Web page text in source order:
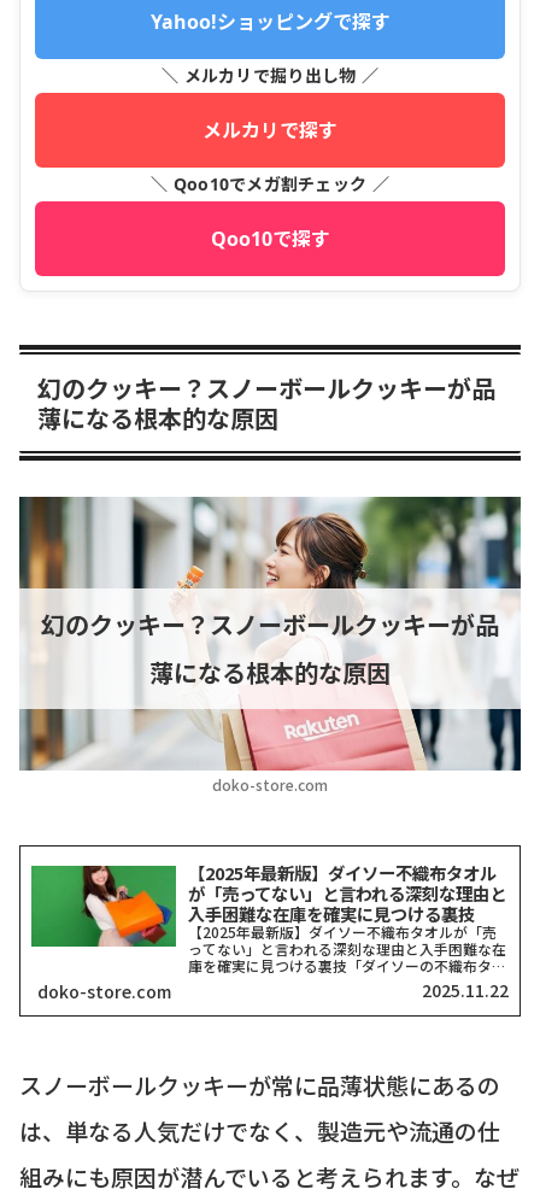
Yahoo!ショッピングで探す
＼ メルカリで掘り出し物 ／
メルカリで探す
＼ Qoo10でメガ割チェック ／
Qoo10で探す
幻のクッキー？スノーボールクッキーが品
薄になる根本的な原因
doko-store.com
幻のクッキー？スノーボールクッキーが品
薄になる根本的な原因
【2025年最新版】ダイソー不織布タオル
が「売ってない」と言われる深刻な理由と
入手困難な在庫を確実に見つける裏技
【2025年最新版】ダイソー不織布タオルが「売
ってない」と言われる深刻な理由と入手困難な在
庫を確実に見つける裏技「ダイソーの不織布タオ
ルがどこにも売ってない！」そう嘆いている方、
本当に多いですよね。私も探し回った経験がある
ので、その気持ち、...
doko-store.com 2025.11.22
スノーボールクッキーが常に品薄状態にあるの
は、単なる人気だけでなく、製造元や流通の仕
組みにも原因が潜んでいると考えられます。なぜ